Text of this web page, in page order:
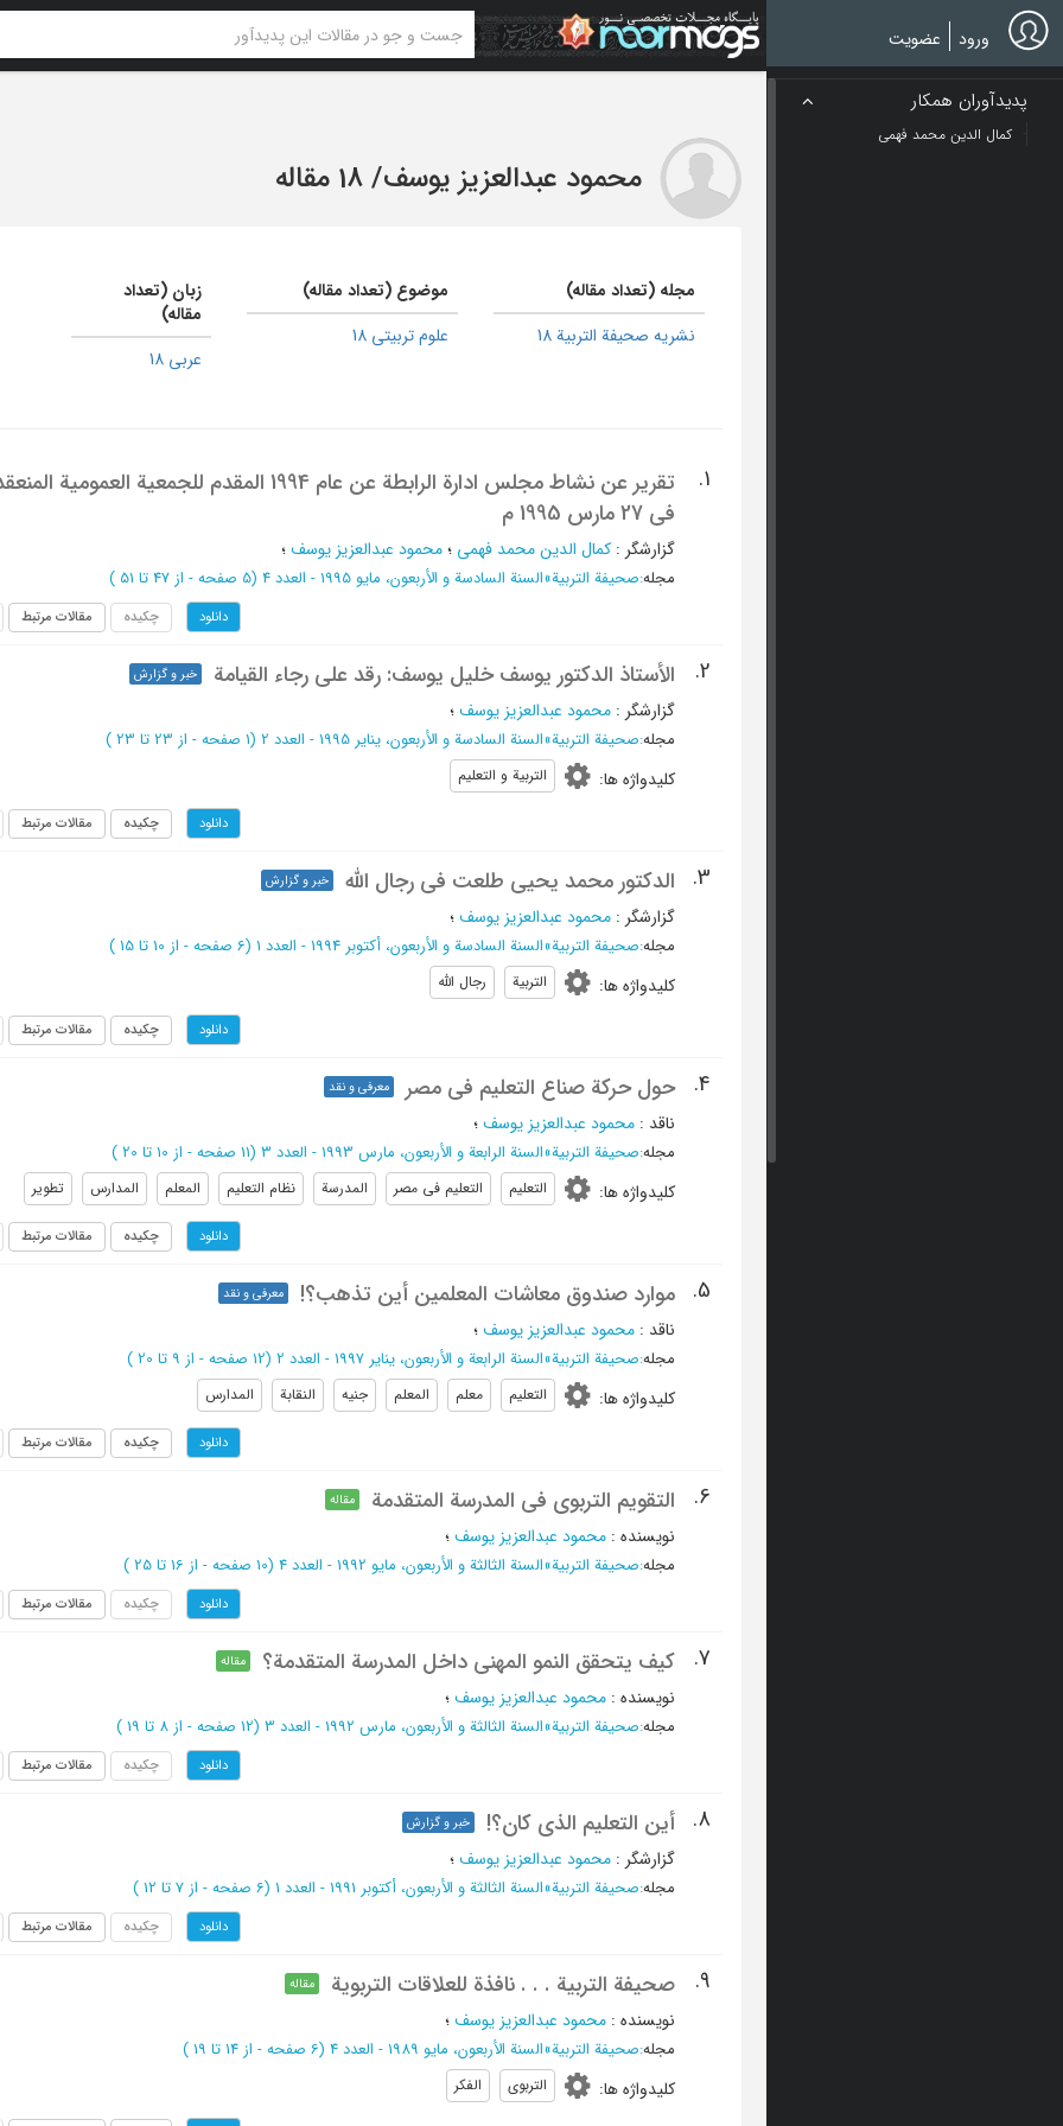
Skip
to
main
ورود عضویت
پدیدآوران همکار
کمال الدین محمد فهمی
محمود عبدالعزیز یوسف/18 مقاله
مجله (تعداد مقاله)
نشریه صحیفة التربیة 18
موضوع (تعداد مقاله)
علوم تربیتی 18
زبان (تعداد
مقاله)
عربی 18
1.
تقریر عن نشاط مجلس ادارة الرابطة عن عام 1994 المقدم للجمعیة العمومیة
فی 27 مارس 1995 م
گزارشگر : کمال الدین محمد فهمی ؛محمود عبدالعزیز یوسف؛
مجله:صحیفة التربیة»السنة السادسة و الأربعون، مایو 1995 - العدد 4 (‎5 صفحه - از 47 تا 51 )
دانلود چکیده مقالات مرتبط
2. الأستاذ الدکتور یوسف خلیل یوسف: رقد علی رجاء القیامة خبر و گزارش
گزارشگر : محمود عبدالعزیز یوسف؛
مجله:صحیفة التربیة»السنة السادسة و الأربعون، ینایر 1995 - العدد 2 (‎1 صفحه - از 23 تا 23 )
کلیدواژه ها: التربیة و التعلیم
دانلود چکیده مقالات مرتبط
3. الدکتور محمد یحیی طلعت فی رجال الله خبر و گزارش
گزارشگر : محمود عبدالعزیز یوسف؛
مجله:صحیفة التربیة»السنة السادسة و الأربعون، أکتوبر 1994 - العدد 1 (‎6 صفحه - از 10 تا 15 )
کلیدواژه ها: التربیة رجال الله
دانلود چکیده مقالات مرتبط
4. حول حرکة صناع التعلیم فی مصر معرفی و نقد
ناقد : محمود عبدالعزیز یوسف؛
مجله:صحیفة التربیة»السنة الرابعة و الأربعون، مارس 1993 - العدد 3 (‎11 صفحه - از 10 تا 20 )
کلیدواژه ها: التعلیم التعلیم فی مصر المدرسة نظام التعلیم المعلم المدارس تطویر
دانلود چکیده مقالات مرتبط
5. موارد صندوق معاشات المعلمین أین تذهب؟! معرفی و نقد
ناقد : محمود عبدالعزیز یوسف؛
مجله:صحیفة التربیة»السنة الرابعة و الأربعون، ینایر 1997 - العدد 2 (‎12 صفحه - از 9 تا 20 )
کلیدواژه ها: التعلیم معلم المعلم جنیه النقابة المدارس
دانلود چکیده مقالات مرتبط
6. التقویم التربوی فی المدرسة المتقدمة مقاله
نویسنده : محمود عبدالعزیز یوسف؛
مجله:صحیفة التربیة»السنة الثالثة و الأربعون، مایو 1992 - العدد 4 (‎10 صفحه - از 16 تا 25 )
دانلود چکیده مقالات مرتبط
7. کیف یتحقق النمو المهنی داخل المدرسة المتقدمة؟ مقاله
نویسنده : محمود عبدالعزیز یوسف؛
مجله:صحیفة التربیة»السنة الثالثة و الأربعون، مارس 1992 - العدد 3 (‎12 صفحه - از 8 تا 19 )
دانلود چکیده مقالات مرتبط
8. أین التعلیم الذی کان؟! خبر و گزارش
گزارشگر : محمود عبدالعزیز یوسف؛
مجله:صحیفة التربیة»السنة الثالثة و الأربعون، أکتوبر 1991 - العدد 1 (‎6 صفحه - از 7 تا 12 )
دانلود چکیده مقالات مرتبط
9. صحیفة التربیة . . . نافذة للعلاقات التربویة مقاله
نویسنده : محمود عبدالعزیز یوسف؛
مجله:صحیفة التربیة»السنة الأربعون، مایو 1989 - العدد 4 (‎6 صفحه - از 14 تا 19 )
کلیدواژه ها: التربوی الفکر